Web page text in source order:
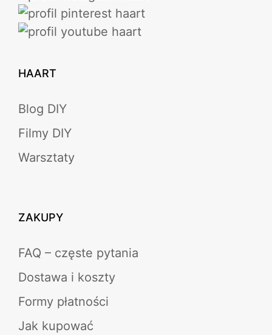
HAART
Blog DIY
Filmy DIY
Warsztaty
ZAKUPY
FAQ – częste pytania
Dostawa i koszty
Formy płatności
Jak kupować